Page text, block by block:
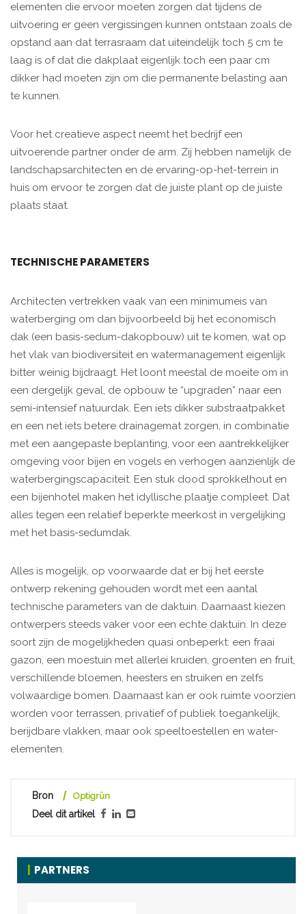
elementen die ervoor moeten zorgen dat tijdens de
uitvoering er geen vergissingen kunnen ontstaan zoals de
opstand aan dat terrasraam dat uiteindelijk toch 5 cm te
laag is of dat die dakplaat eigenlijk toch een paar cm
dikker had moeten zijn om die permanente belasting aan
te kunnen.
Voor het creatieve aspect neemt het bedrijf een
uitvoerende partner onder de arm. Zij hebben namelijk de
landschapsarchitecten en de ervaring-op-het-terrein in
huis om ervoor te zorgen dat de juiste plant op de juiste
plaats staat.
TECHNISCHE PARAMETERS
Architecten vertrekken vaak van een minimumeis van
waterberging om dan bijvoorbeeld bij het economisch
dak (een basis-sedum-dakopbouw) uit te komen, wat op
het vlak van biodiversiteit en watermanagement eigenlijk
bitter weinig bijdraagt. Het loont meestal de moeite om in
een dergelijk geval, de opbouw te “upgraden” naar een
semi-intensief natuurdak. Een iets dikker substraatpakket
en een net iets betere drainagemat zorgen, in combinatie
met een aangepaste beplanting, voor een aantrekkelijker
omgeving voor bijen en vogels en verhogen aanzienlijk de
waterbergingscapaciteit. Een stuk dood sprokkelhout en
een bijenhotel maken het idyllische plaatje compleet. Dat
alles tegen een relatief beperkte meerkost in vergelijking
met het basis-sedumdak.
Alles is mogelijk, op voorwaarde dat er bij het eerste
ontwerp rekening gehouden wordt met een aantal
technische parameters van de daktuin. Daarnaast kiezen
ontwerpers steeds vaker voor een echte daktuin. In deze
soort zijn de mogelijkheden quasi onbeperkt: een fraai
gazon, een moestuin met allerlei kruiden, groenten en fruit,
verschillende bloemen, heesters en struiken en zelfs
volwaardige bomen. Daarnaast kan er ook ruimte voorzien
worden voor terrassen, privatief of publiek toegankelijk,
berijdbare vlakken, maar ook speeltoestellen en water-
elementen.
Bron Optigrün
Deel dit artikel
PARTNERS